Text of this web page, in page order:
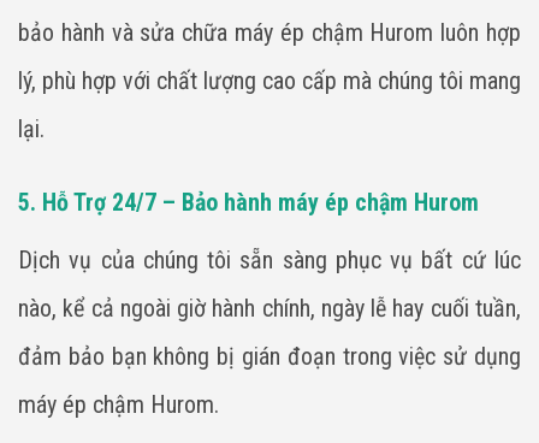
bảo hành và sửa chữa máy ép chậm Hurom luôn hợp
lý, phù hợp với chất lượng cao cấp mà chúng tôi mang
lại.
5. Hỗ Trợ 24/7 – Bảo hành máy ép chậm Hurom
Dịch vụ của chúng tôi sẵn sàng phục vụ bất cứ lúc
nào, kể cả ngoài giờ hành chính, ngày lễ hay cuối tuần,
đảm bảo bạn không bị gián đoạn trong việc sử dụng
máy ép chậm Hurom.